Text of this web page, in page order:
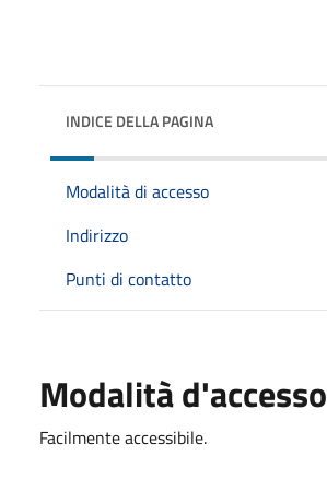
INDICE DELLA PAGINA
Modalità di accesso
Indirizzo
Punti di contatto
Modalità d'accesso
Facilmente accessibile.